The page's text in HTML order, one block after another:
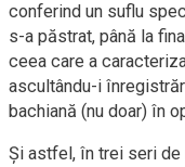
conferind un suflu
s-a păstrat, până la
ceea care a
ascultându-i
bachiană (nu doar)
Și astfel, în trei seri